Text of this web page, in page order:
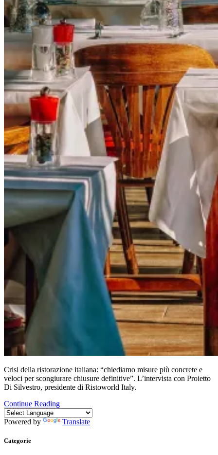
Crisi della ristorazione italiana: “chiediamo misure più concrete e
veloci per scongiurare chiusure definitive”. L’intervista con Proietto
Di Silvestro, presidente di Ristoworld Italy.
Continue Reading
Powered by Translate
Categorie